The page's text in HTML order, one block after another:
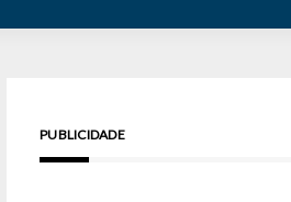
PUBLICIDADE